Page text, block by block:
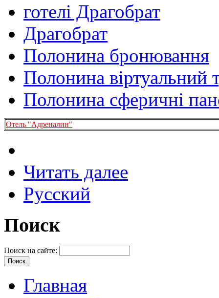
готелі Драгобрат
Драгобрат
Полонина бронювання
Полонина віртуальний
Полонина сферичні
Отель "Адреналин"
Читать далее
Русский
Поиск
Поиск на сайте:
Главная